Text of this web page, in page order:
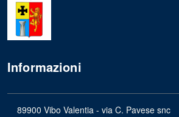
Informazioni
89900 Vibo Valentia - via C. Pavese snc